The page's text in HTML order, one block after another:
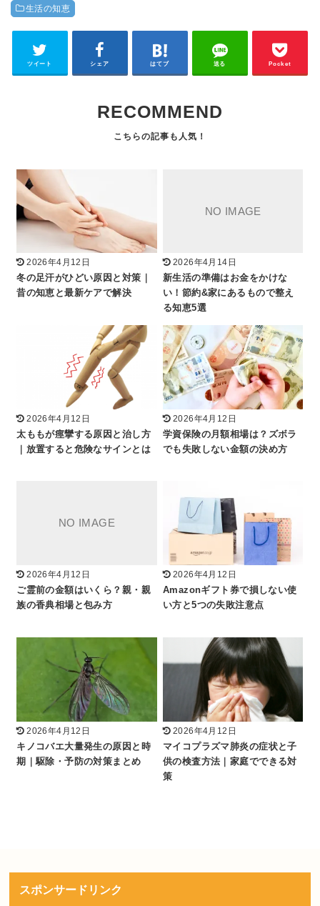
生活の知恵
ツイート シェア はてブ 送る Pocket
RECOMMEND
2026年4月12日
冬の足汗がひどい原因と対策｜
昔の知恵と最新ケアで解決
2026年4月14日
新生活の準備はお金をかけな
い！節約&家にあるもので整え
る知恵5選
2026年4月12日
太ももが痙攣する原因と治し方
｜放置すると危険なサインとは
2026年4月12日
学資保険の月額相場は？ズボラ
でも失敗しない金額の決め方
2026年4月12日
ご霊前の金額はいくら？親・親
族の香典相場と包み方
2026年4月12日
Amazonギフト券で損しない使
い方と5つの失敗注意点
2026年4月12日
キノコバエ大量発生の原因と時
期｜駆除・予防の対策まとめ
2026年4月12日
マイコプラズマ肺炎の症状と子
供の検査方法｜家庭でできる対
策
スポンサードリンク